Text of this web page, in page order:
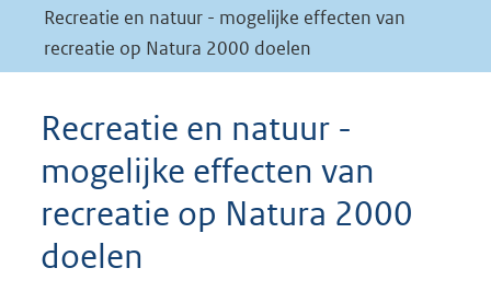
Recreatie en natuur - mogelijke effecten van
recreatie op Natura 2000 doelen
Recreatie en natuur -
mogelijke effecten van
recreatie op Natura 2000
doelen